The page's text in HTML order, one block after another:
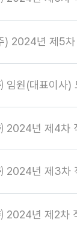
) 2024년 제5차
임원(대표이사)
2024년 제4차
2024년 제3차
2024년 제2차